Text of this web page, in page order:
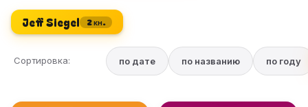
Jeff Siegel 2 кн.
Сортировка: по дате по названию по году